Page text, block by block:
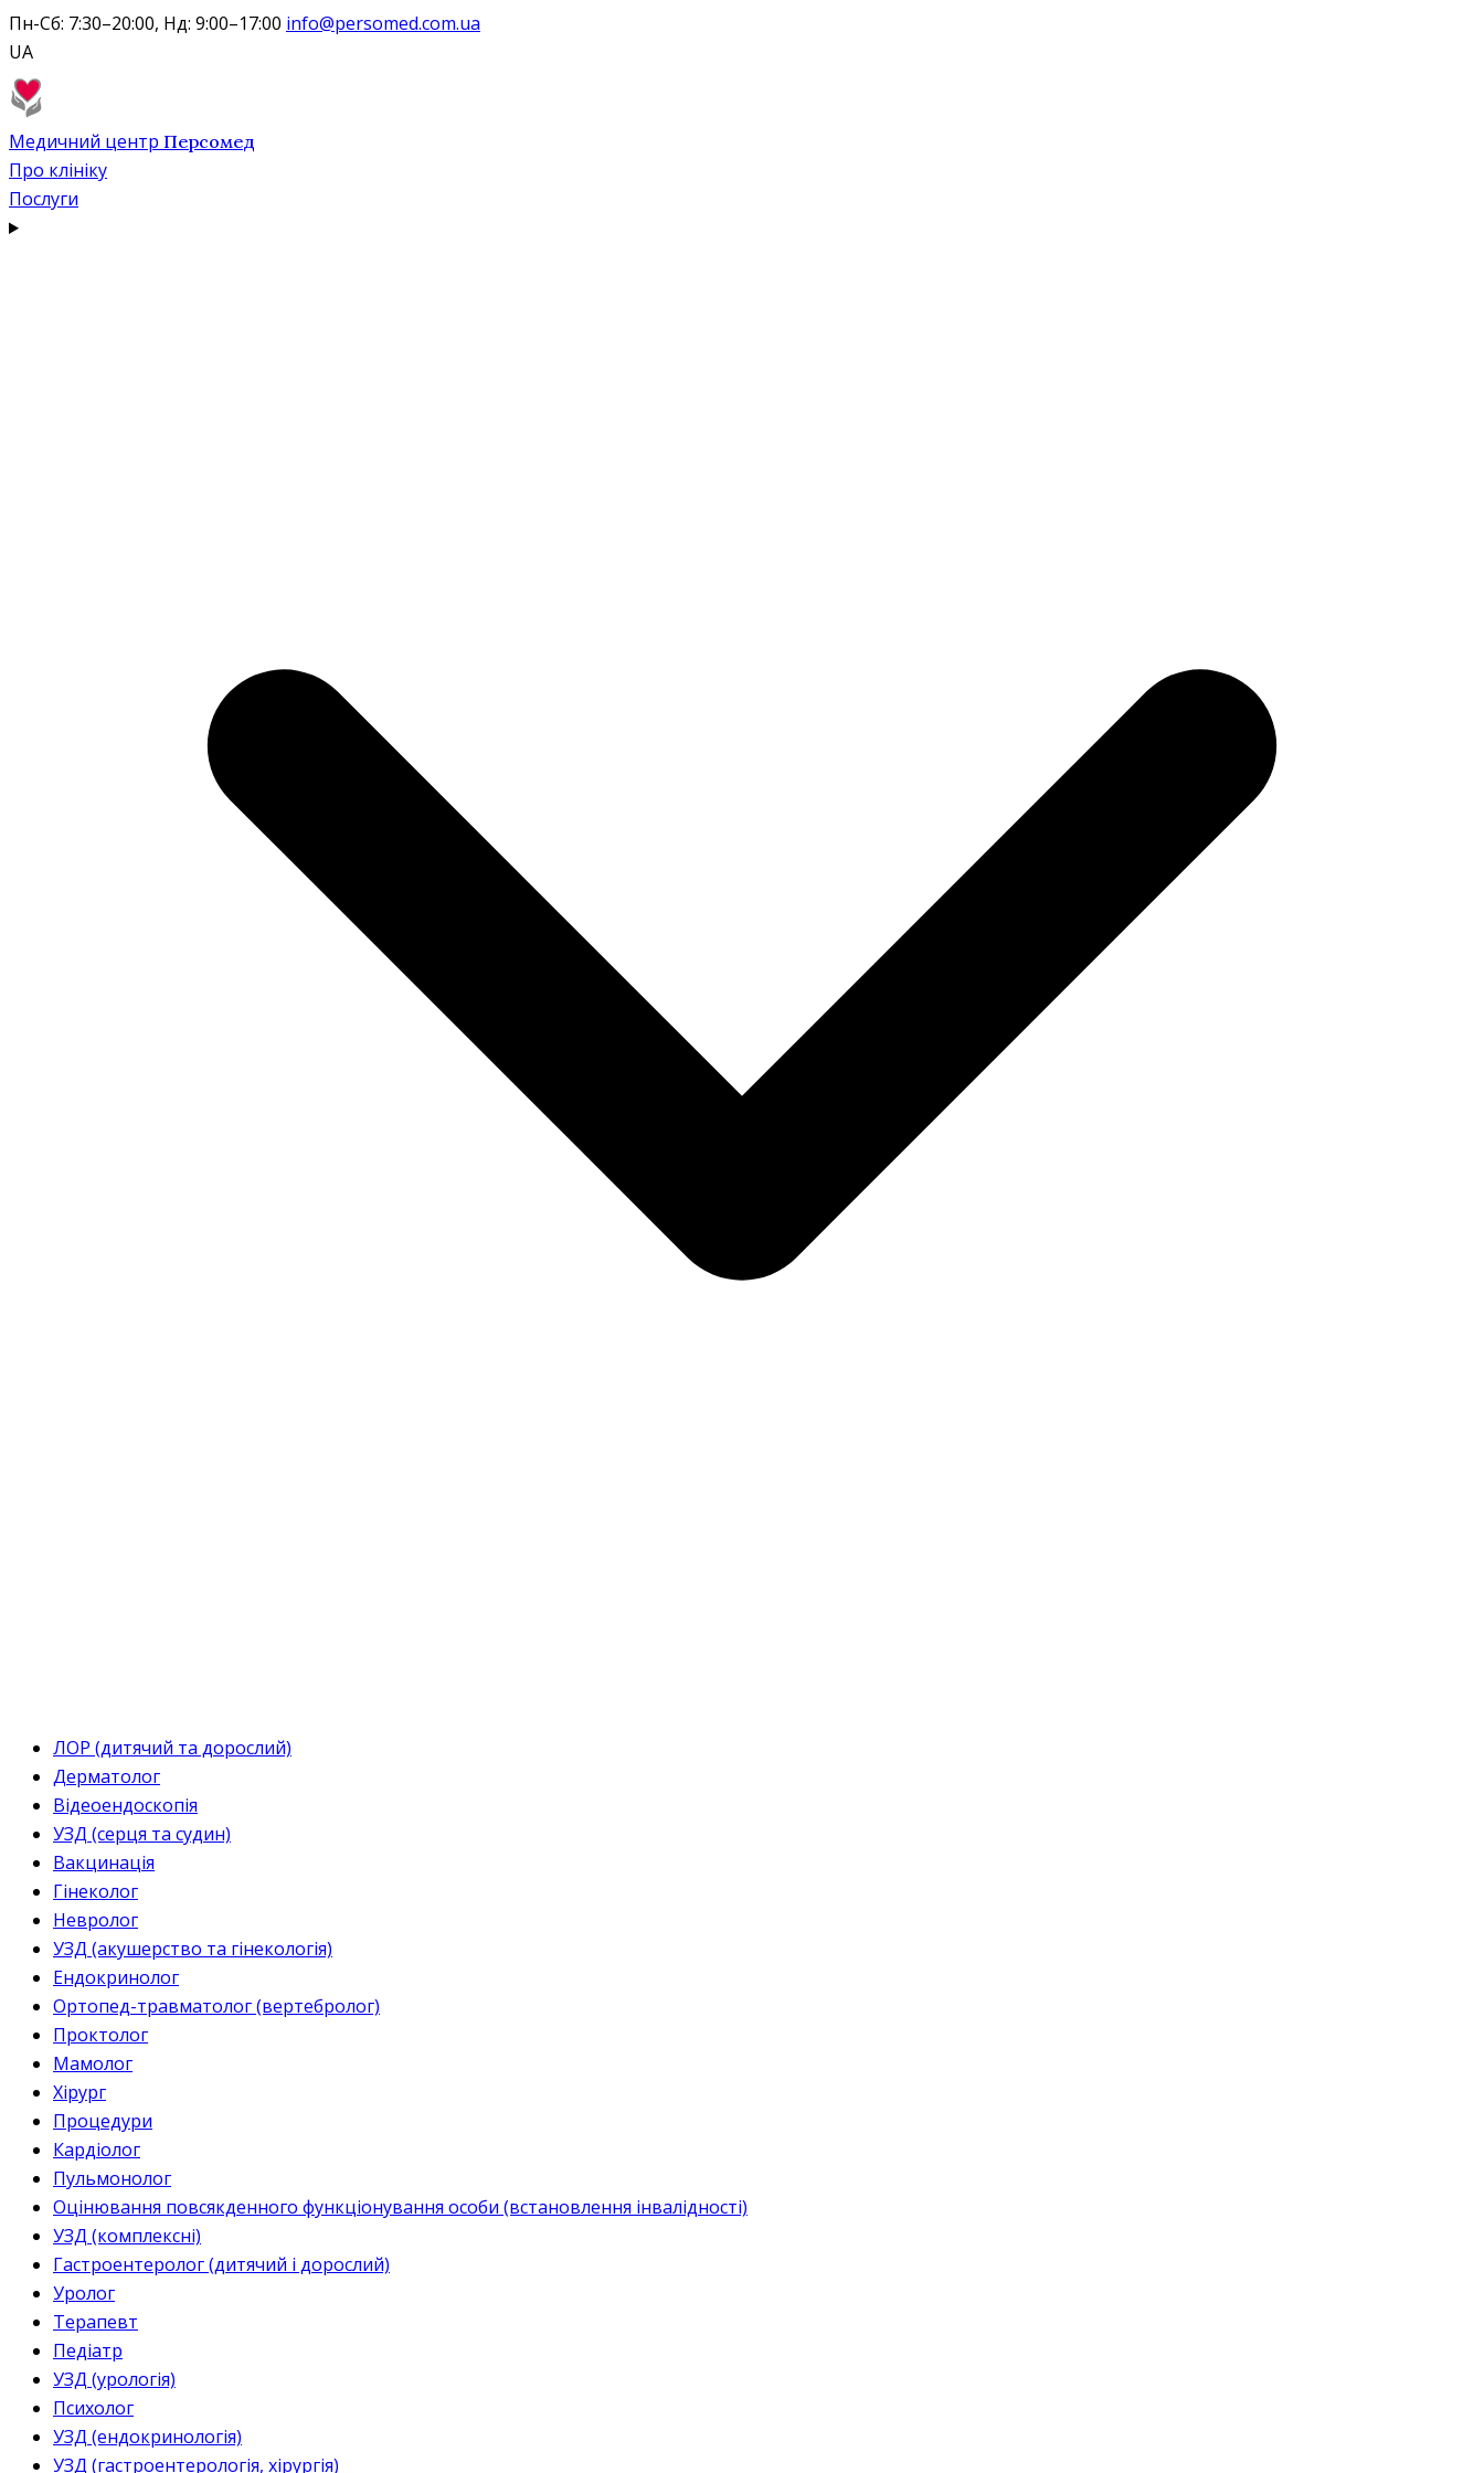
Пн-Сб: 7:30–20:00, Нд: 9:00–17:00 info@persomed.com.ua
UA
Медичний центр Персомед
Про клініку
Послуги
ЛОР (дитячий та дорослий)
Дерматолог
Відеоендоскопія
УЗД (серця та судин)
Вакцинація
Гінеколог
Невролог
УЗД (акушерство та гінекологія)
Ендокринолог
Ортопед-травматолог (вертебролог)
Проктолог
Мамолог
Хірург
Процедури
Кардіолог
Пульмонолог
Оцінювання повсякденного функціонування особи (встановлення інвалідності)
УЗД (комплексні)
Гастроентеролог (дитячий і дорослий)
Уролог
Терапевт
Педіатр
УЗД (урологія)
Психолог
УЗД (ендокринологія)
УЗД (гастроентерологія, хірургія)